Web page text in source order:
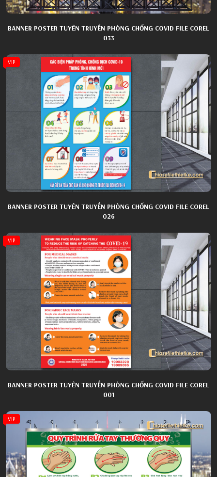
BANNER POSTER TUYÊN TRUYỀN PHÒNG CHỐNG COVID FILE COREL
033
VIP
BANNER POSTER TUYÊN TRUYỀN PHÒNG CHỐNG COVID FILE COREL
026
VIP
BANNER POSTER TUYÊN TRUYỀN PHÒNG CHỐNG COVID FILE COREL
001
VIP